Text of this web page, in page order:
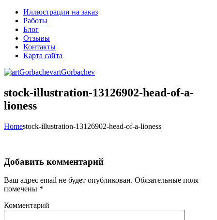
Иллюстрации на заказ
Работы
Блог
Отзывы
Контакты
Карта сайта
artGorbachev
stock-illustration-13126902-head-of-a-
lioness
Homestock-illustration-13126902-head-of-a-lioness
Добавить комментарий
Ваш адрес email не будет опубликован. Обязательные поля
помечены *
Комментарий